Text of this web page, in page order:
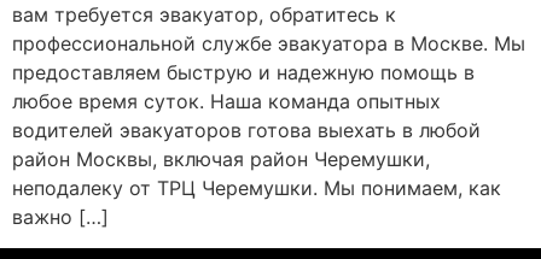
вам требуется эвакуатор, обратитесь к
профессиональной службе эвакуатора в Москве. Мы
предоставляем быструю и надежную помощь в
любое время суток. Наша команда опытных
водителей эвакуаторов готова выехать в любой
район Москвы, включая район Черемушки,
неподалеку от ТРЦ Черемушки. Мы понимаем, как
важно […]